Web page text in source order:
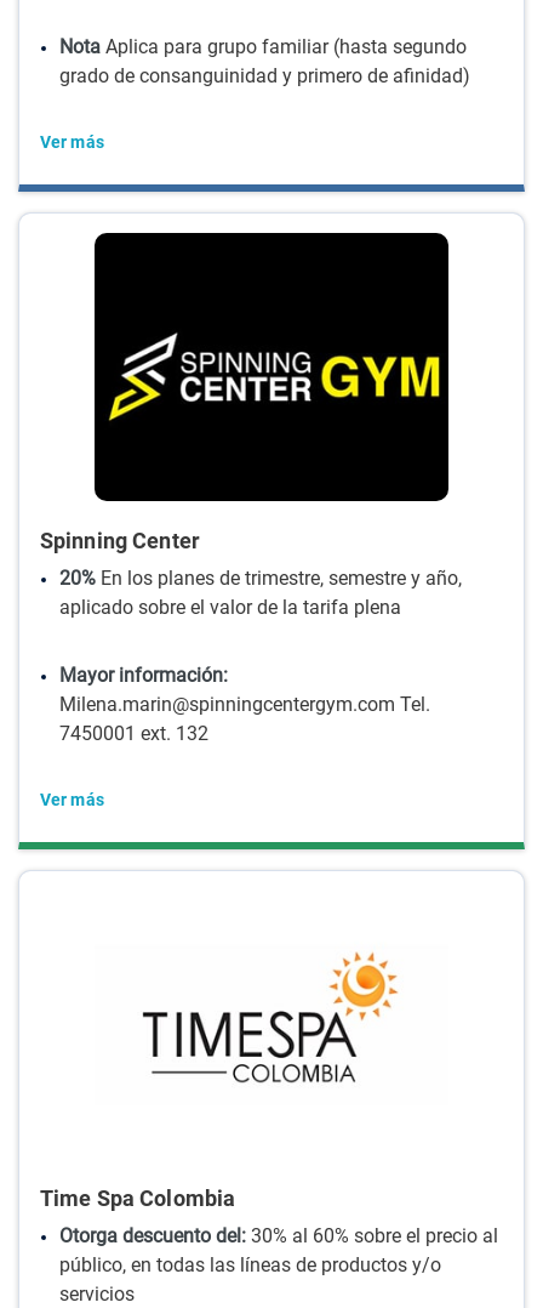
NotaAplica para grupo familiar (hasta segundo
grado de consanguinidad y primero de afinidad)
Ver más
Spinning Center
20%En los planes de trimestre, semestre y año,
aplicado sobre el valor de la tarifa plena
Mayor información:
Milena.marin@spinningcentergym.com Tel.
7450001 ext. 132
Ver más
Time Spa Colombia
Otorga descuento del:30% al 60% sobre el precio al
público, en todas las líneas de productos y/o
servicios